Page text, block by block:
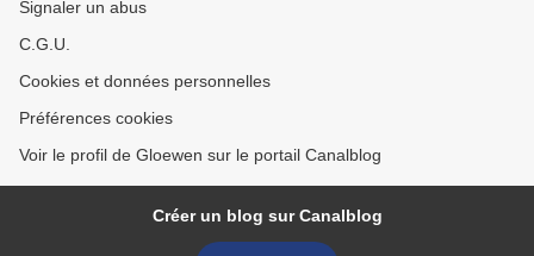
Signaler un abus
C.G.U.
Cookies et données personnelles
Préférences cookies
Voir le profil de Gloewen sur le portail Canalblog
Créer un blog sur Canalblog